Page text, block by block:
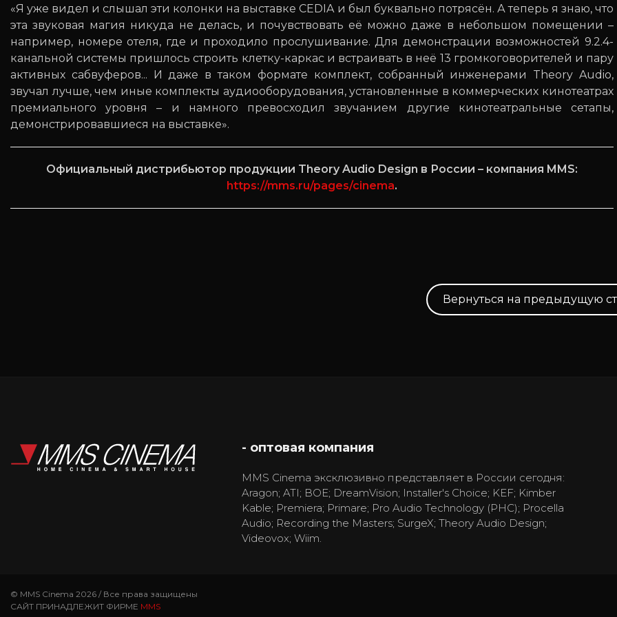
«Я уже видел и слышал эти колонки на выставке CEDIA и был буквально потрясён. А теперь я знаю, что
эта звуковая магия никуда не делась, и почувствовать её можно даже в небольшом помещении –
например, номере отеля, где и проходило прослушивание. Для демонстрации возможностей 9.2.4-
канальной системы пришлось строить клетку-каркас и встраивать в неё 13 громкоговорителей и пару
активных сабвуферов... И даже в таком формате комплект, собранный инженерами Theory Audio,
звучал лучше, чем иные комплекты аудиооборудования, установленные в коммерческих кинотеатрах
премиального уровня – и намного превосходил звучанием другие кинотеатральные сетапы,
демонстрировавшиеся на выставке».
Официальный дистрибьютор продукции Theory Audio Design в России – компания MMS:
https://mms.ru/pages/cinema.
Вернуться на предыдущую
- оптовая компания
MMS Cinema эксклюзивно представляет в России сегодня:
Aragon; ATI; BOE; DreamVision; Installer's Choice; KEF; Kimber
Kable; Premiera; Primare; Pro Audio Technology (PHC); Procella
Audio; Recording the Masters; SurgeX; Theory Audio Design;
Videovox; Wiim.
© MMS Cinema 2026 / Все права защищены
САЙТ ПРИНАДЛЕЖИТ ФИРМЕ MMS